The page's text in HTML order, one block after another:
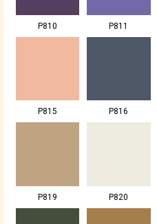
P810 P811
P815 P816
P819 P820